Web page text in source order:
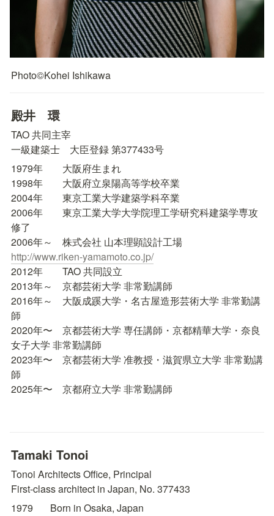
Photo©︎Kohei Ishikawa
殿井　環
TAO 共同主宰
一級建築士　大臣登録 第377433号
1979年　　大阪府生まれ
1998年　　大阪府立泉陽高等学校卒業
2004年　　東京工業大学建築学科卒業
2006年　　東京工業大学大学院理工学研究科建築学専攻
修了
2006年～　株式会社 山本理顕設計工場
http://www.riken-yamamoto.co.jp/
2012年　　TAO 共同設立
2013年～　京都芸術大学 非常勤講師
2016年～　大阪成蹊大学・名古屋造形芸術大学 非常勤講
師
2020年〜　京都芸術大学 専任講師・京都精華大学・奈良
女子大学 非常勤講師
2023年〜　京都芸術大学 准教授・滋賀県立大学 非常勤講
師
2025年〜　京都府立大学 非常勤講師
Tamaki Tonoi
Tonoi Architects Office, Principal
First-class architect in Japan, No. 377433
1979	Born in Osaka, Japan